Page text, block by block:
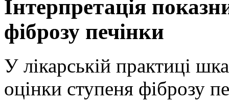
Інтерпретація
фіброзу печінки
У лікарській практиці
оцінки ступеня фіброзу